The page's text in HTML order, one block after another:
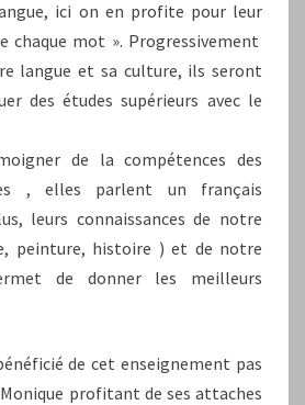
ici on en profite pour leur
chaque mot ». Progressivement
langue et sa culture, ils seront
des études supérieurs avec le
de la compétences des
, elles parlent un français
leurs connaissances de notre
peinture, histoire ) et de notre
de donner les meilleurs
de cet enseignement pas
profitant de ses attaches